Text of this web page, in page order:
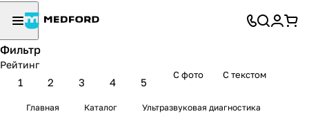
Фильтр
Рейтинг
1 2 3 4 5
С фото С текстом
Главная Каталог
Ультразвуковая диагностика